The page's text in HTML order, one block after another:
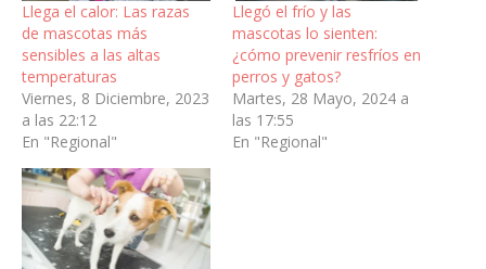
Llega el calor: Las razas
de mascotas más
sensibles a las altas
temperaturas
Viernes, 8 Diciembre, 2023
a las 22:12
En "Regional"
Llegó el frío y las
mascotas lo sienten:
¿cómo prevenir resfríos en
perros y gatos?
Martes, 28 Mayo, 2024 a
las 17:55
En "Regional"